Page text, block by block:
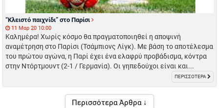
“Κλειστό παιχνίδι” στο Παρίσι
11 Μαρ 20 10:00
Καλημέρα! Χωρίς κόσμο θα πραγματοποιηθεί η αποψινή
αναμέτρηση στο Παρίσι (Τσάμπιονς Λίγκ). Με βάση το αποτέλεσμα
του πρώτου αγώνα, η Παρί έχει ένα ελαφρύ προβάδισμα, κόντρα
στην Ντόρτμουντ (2-1 / Γερμανία). Οι γηπεδούχοι είναι και...
ΠΕΡΙΣΣΟΤΕΡΑ
Περισσότερα Άρθρα ↓